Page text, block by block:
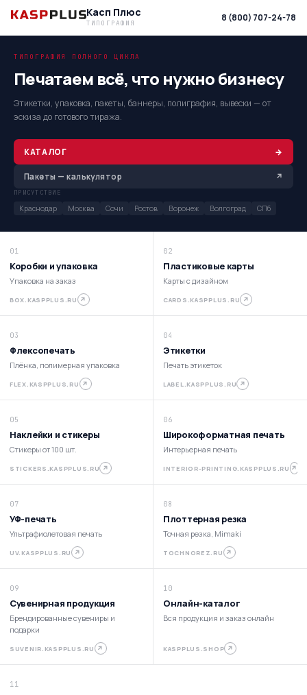
Касп Плюс
ТИПОГРАФИЯ 8 (800) 707-24-78
ТИПОГРАФИЯ ПОЛНОГО ЦИКЛА
Печатаем всё, что нужно бизнесу
Этикетки, упаковка, пакеты, баннеры, полиграфия, вывески — от
эскиза до готового тиража.
КАТАЛОГ →
Пакеты — калькулятор ↗
ПРИСУТСТВИЕ
Краснодар Москва Сочи Ростов Воронеж Волгоград СПб
01
Коробки и упаковка
Упаковка на заказ
BOX.KASPPLUS.RU ↗
02
Пластиковые карты
Карты с дизайном
CARDS.KASPPLUS.RU ↗
03
Флексопечать
Плёнка, полимерная упаковка
FLEX.KASPPLUS.RU ↗
04
Этикетки
Печать этикеток
LABEL.KASPPLUS.RU ↗
05
Наклейки и стикеры
Стикеры от 100 шт.
STICKERS.KASPPLUS.RU ↗
06
Широкоформатная печать
Интерьерная печать
INTERIOR-PRINTING.KASPPLUS.RU ↗
07
УФ-печать
Ультрафиолетовая печать
UV.KASPPLUS.RU ↗
08
Плоттерная резка
Точная резка, Mimaki
TOCHNOREZ.RU ↗
09
Сувенирная продукция
Брендированные сувениры и
подарки
SUVENIR.KASPPLUS.RU ↗
10
Онлайн-каталог
Вся продукция и заказ онлайн
KASPPLUS.SHOP ↗
11